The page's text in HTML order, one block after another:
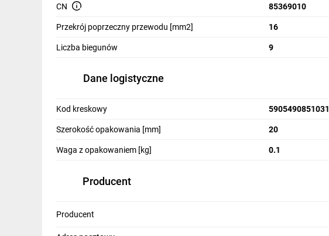
Odzież ochronna i BHP
Inne
Budowa i Remont
Elektronika
Energetyka wiatrowa
CN 85369010
Przekrój poprzeczny przewodu [mm2] 16
Liczba biegunów 9
Dane logistyczne
Kod kreskowy 5905490851031
Szerokość opakowania [mm] 20
Waga z opakowaniem [kg] 0.1
Producent
Producent